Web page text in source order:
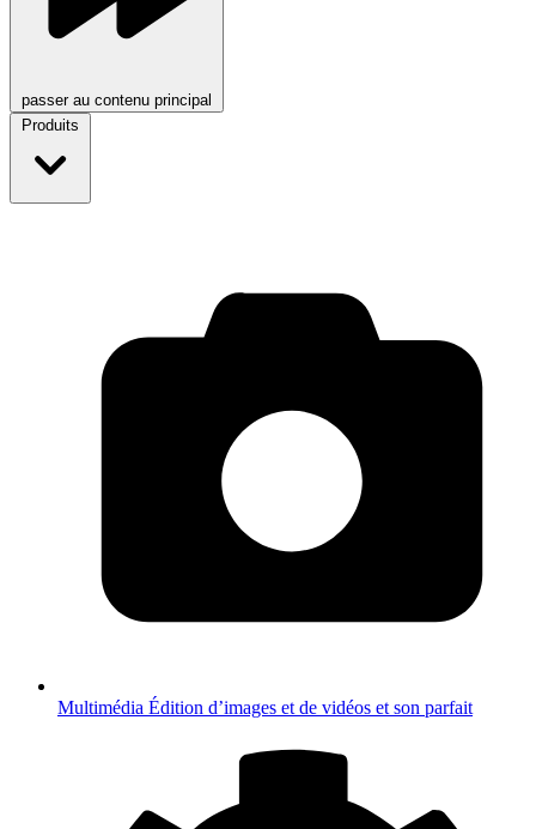
passer au contenu principal
Produits
Multimédia Édition d’images et de vidéos et son parfait